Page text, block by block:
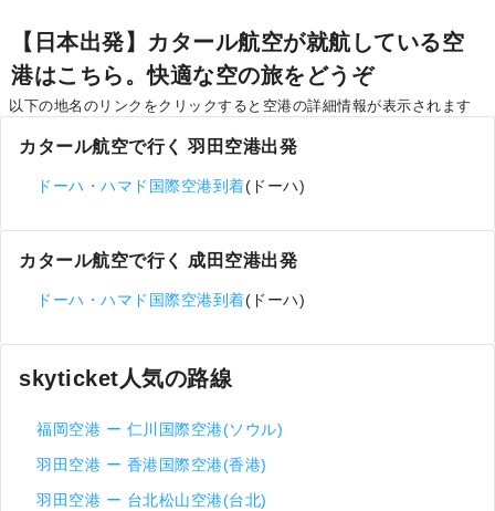
【日本出発】カタール航空が就航している空
港はこちら。快適な空の旅をどうぞ
以下の地名のリンクをクリックすると空港の詳細情報が表示されます
カタール航空で行く 羽田空港出発
ドーハ・ハマド国際空港到着(ドーハ)
カタール航空で行く 成田空港出発
ドーハ・ハマド国際空港到着(ドーハ)
skyticket人気の路線
福岡空港 ー 仁川国際空港(ソウル)
羽田空港 ー 香港国際空港(香港)
羽田空港 ー 台北松山空港(台北)